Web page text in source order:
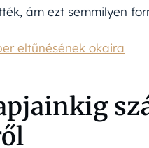
ám ezt semmilyen
eltűnésének okaira